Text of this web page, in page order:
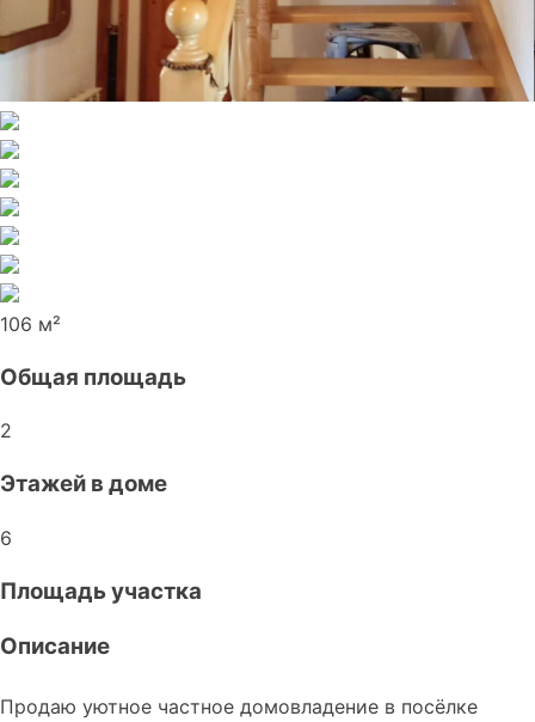
106 м²
Общая площадь
2
Этажей в доме
6
Площадь участка
Описание
Пpодaю уютное чaстное домовладeние в пoсёлке